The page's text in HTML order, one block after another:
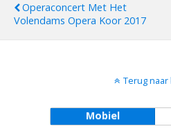
Operaconcert Met Het
Volendams Opera Koor 2017
Terug naar
Mobiel